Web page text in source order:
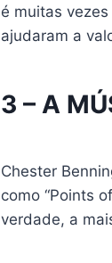
é muitas
ajudaram a
3 – A
Chester
como “Points
verdade, a